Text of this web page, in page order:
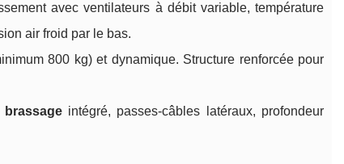
avec ventilateurs à débit variable, température
air froid par le bas.
800 kg) et dynamique. Structure renforcée pour
intégré, passes-câbles latéraux, profondeur